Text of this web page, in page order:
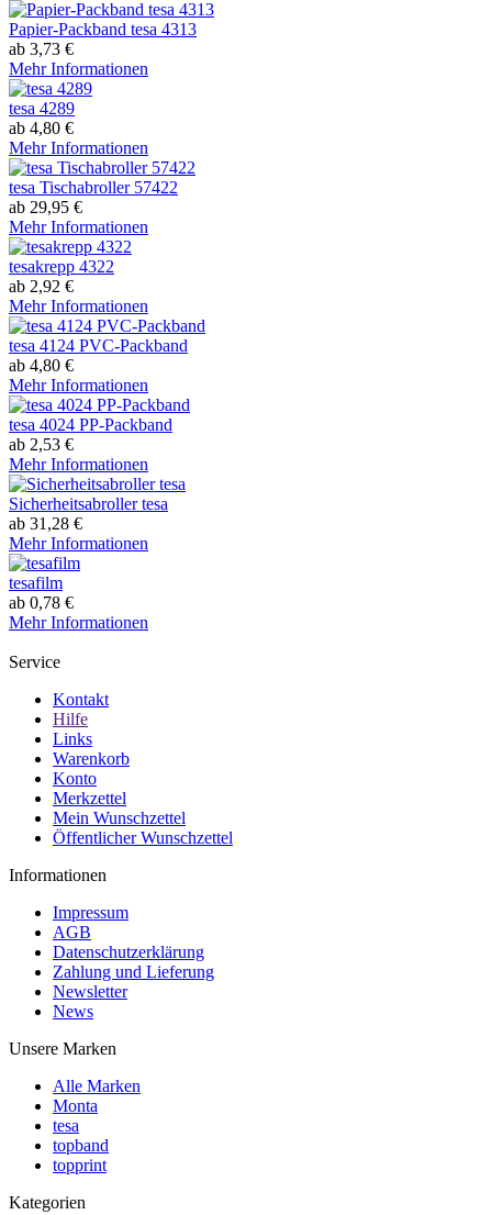
Papier-Packband tesa 4313
ab 3,73 €
Mehr Informationen
tesa 4289
ab 4,80 €
Mehr Informationen
tesa Tischabroller 57422
ab 29,95 €
Mehr Informationen
tesakrepp 4322
ab 2,92 €
Mehr Informationen
tesa 4124 PVC-Packband
ab 4,80 €
Mehr Informationen
tesa 4024 PP-Packband
ab 2,53 €
Mehr Informationen
Sicherheitsabroller tesa
ab 31,28 €
Mehr Informationen
tesafilm
ab 0,78 €
Mehr Informationen
Service
Kontakt
Hilfe
Links
Warenkorb
Konto
Merkzettel
Mein Wunschzettel
Öffentlicher Wunschzettel
Informationen
Impressum
AGB
Datenschutzerklärung
Zahlung und Lieferung
Newsletter
News
Unsere Marken
Alle Marken
Monta
tesa
topband
topprint
Kategorien